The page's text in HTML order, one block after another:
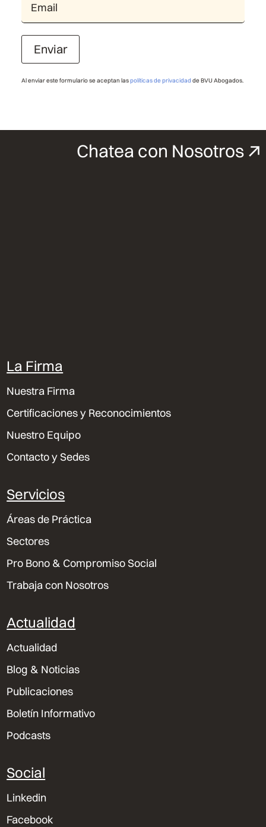
Enviar
Al enviar este formulario se aceptan laspolíticas de privacidad de BVU Abogados.
Chatea con Nosotros
La Firma
Nuestra Firma
Certificaciones y Reconocimientos
Nuestro Equipo
Contacto y Sedes
Servicios
Áreas de Práctica
Sectores
Pro Bono & Compromiso Social
Trabaja con Nosotros
Actualidad
Actualidad
Blog & Noticias
Publicaciones
Boletín Informativo
Podcasts
Social
Linkedin
Facebook